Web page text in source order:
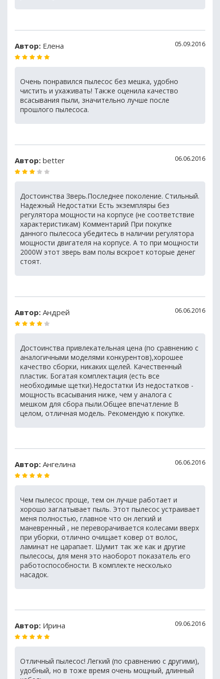
Автор: Елена 05.09.2016
Очень понравился пылесос без мешка, удобно
чистить и ухаживать! Также оценила качество
всасывания пыли, значительно лучше после
прошлого пылесоса.
Автор: better 06.06.2016
Достоинства Зверь.Последнее поколение. Стильный.
Надежный Недостатки Есть экземпляры без
регулятора мощности на корпусе (не соответствие
характеристикам) Комментарий При покупке
данного пылесоса убедитесь в наличии регулятора
мощности двигателя на корпусе. А то при мощности
2000W этот зверь вам полы вскроет которые денег
стоят.
Автор: Андрей 06.06.2016
Достоинства привлекательная цена (по сравнению с
аналогичными моделями конкурентов),хорошее
качество сборки, никаких щелей. Качественный
пластик. Богатая комплектация (есть все
необходимые щетки).Недостатки Из недостатков -
мощность всасывания ниже, чем у аналога с
мешком для сбора пыли.Общее впечатление В
целом, отличная модель. Рекомендую к покупке.
Автор: Ангелина 06.06.2016
Чем пылесос проще, тем он лучше работает и
хорошо заглатывает пыль. Этот пылесос устраивает
меня полностью, главное что он легкий и
маневренный , не переворачивается колесами вверх
при уборки, отлично очищает ковер от волос,
ламинат не царапает. Шумит так же как и другие
пылесосы, для меня это наоборот показатель его
работоспособности. В комплекте несколько
насадок.
Автор: Ирина 09.06.2016
Отличный пылесос! Легкий (по сравнению с другими),
удобный, но в тоже время очень мощный, длинный